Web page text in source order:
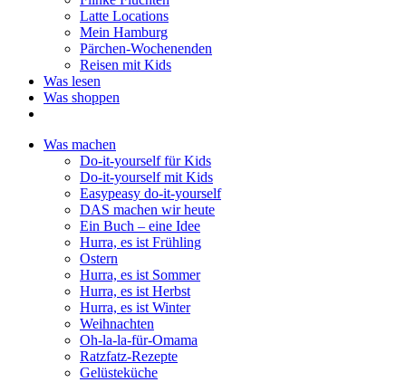
Latte Locations
Mein Hamburg
Pärchen-Wochenenden
Reisen mit Kids
Was lesen
Was shoppen
Was machen
Do-it-yourself für Kids
Do-it-yourself mit Kids
Easypeasy do-it-yourself
DAS machen wir heute
Ein Buch – eine Idee
Hurra, es ist Frühling
Ostern
Hurra, es ist Sommer
Hurra, es ist Herbst
Hurra, es ist Winter
Weihnachten
Oh-la-la-für-Omama
Ratzfatz-Rezepte
Gelüsteküche